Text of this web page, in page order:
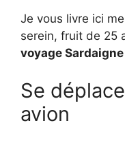
Je vous livre ici
serein, fruit de 25
voyage Sardaigne
Se
avion